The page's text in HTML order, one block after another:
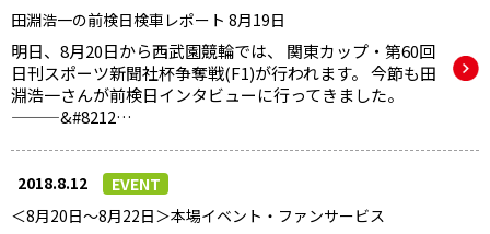
田淵浩一の前検日検車レポート 8月19日
明日、8月20日から西武園競輪では、 関東カップ・第60回
日刊スポーツ新聞社杯争奪戦(F1)が行われます。 今節も田
淵浩一さんが前検日インタビューに行ってきました。
———&#8212…
2018.8.12
EVENT
＜8月20日～8月22日＞本場イベント・ファンサービス